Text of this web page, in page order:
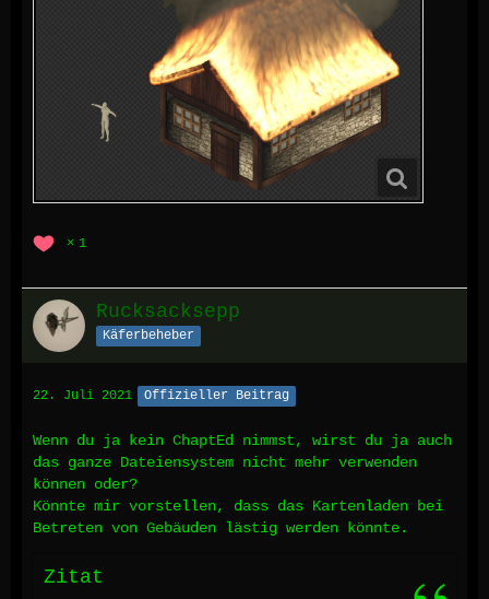
1
Rucksacksepp
Käferbeheber
22. Juli 2021 Offizieller Beitrag
Wenn du ja kein ChaptEd nimmst, wirst du ja auch
das ganze Dateiensystem nicht mehr verwenden
können oder?
Könnte mir vorstellen, dass das Kartenladen bei
Betreten von Gebäuden lästig werden könnte.
Zitat